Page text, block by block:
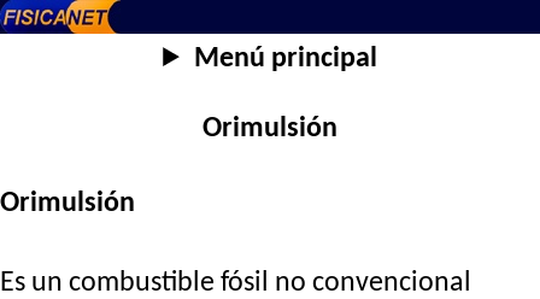
Menú principal
Orimulsión
Orimulsión
Es un combustible fósil no convencional